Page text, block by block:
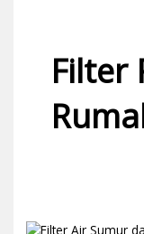
Filter